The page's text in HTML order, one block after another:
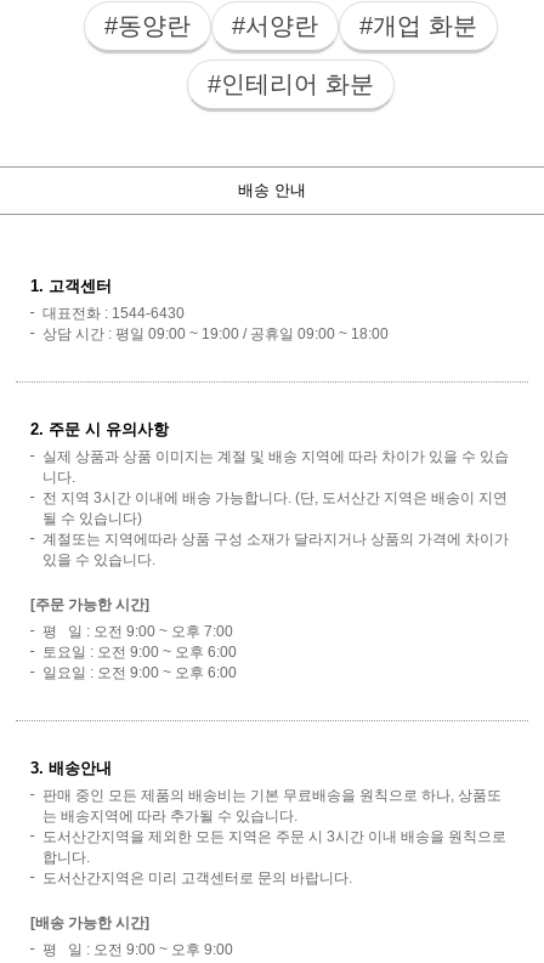
#동양란 #서양란 #개업 화분
#인테리어 화분
배송 안내
1. 고객센터
대표전화 : 1544-6430
상담 시간 : 평일 09:00 ~ 19:00 / 공휴일 09:00 ~ 18:00
2. 주문 시 유의사항
실제 상품과 상품 이미지는 계절 및 배송 지역에 따라 차이가 있을 수 있습
니다.
전 지역 3시간 이내에 배송 가능합니다. (단, 도서산간 지역은 배송이 지연
될 수 있습니다)
계절또는 지역에따라 상품 구성 소재가 달라지거나 상품의 가격에 차이가
있을 수 있습니다.
[주문 가능한 시간]
평 일 : 오전 9:00 ~ 오후 7:00
토요일 : 오전 9:00 ~ 오후 6:00
일요일 : 오전 9:00 ~ 오후 6:00
3. 배송안내
판매 중인 모든 제품의 배송비는 기본 무료배송을 원칙으로 하나, 상품또
는 배송지역에 따라 추가될 수 있습니다.
도서산간지역을 제외한 모든 지역은 주문 시 3시간 이내 배송을 원칙으로
합니다.
도서산간지역은 미리 고객센터로 문의 바랍니다.
[배송 가능한 시간]
평 일 : 오전 9:00 ~ 오후 9:00